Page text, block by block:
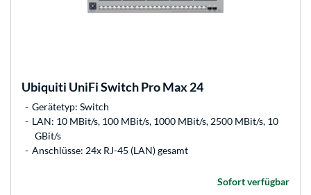
Ubiquiti UniFi Switch Pro Max 24
Gerätetyp: Switch
LAN: 10 MBit/s, 100 MBit/s, 1000 MBit/s, 2500 MBit/s, 10
GBit/s
Anschlüsse: 24x RJ-45 (LAN) gesamt
Sofort verfügbar